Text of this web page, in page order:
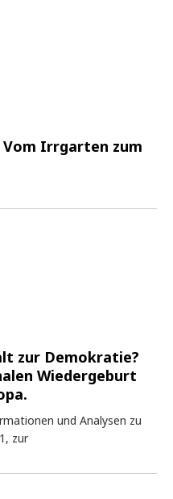
Vom Irrgarten zum
zur Demokratie?
Wiedergeburt
und Analysen zu
zur